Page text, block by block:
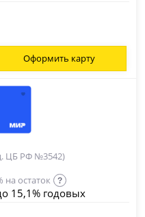
Оформить карту
ЦБ РФ №3542)
на остаток ?
15,1% годовых